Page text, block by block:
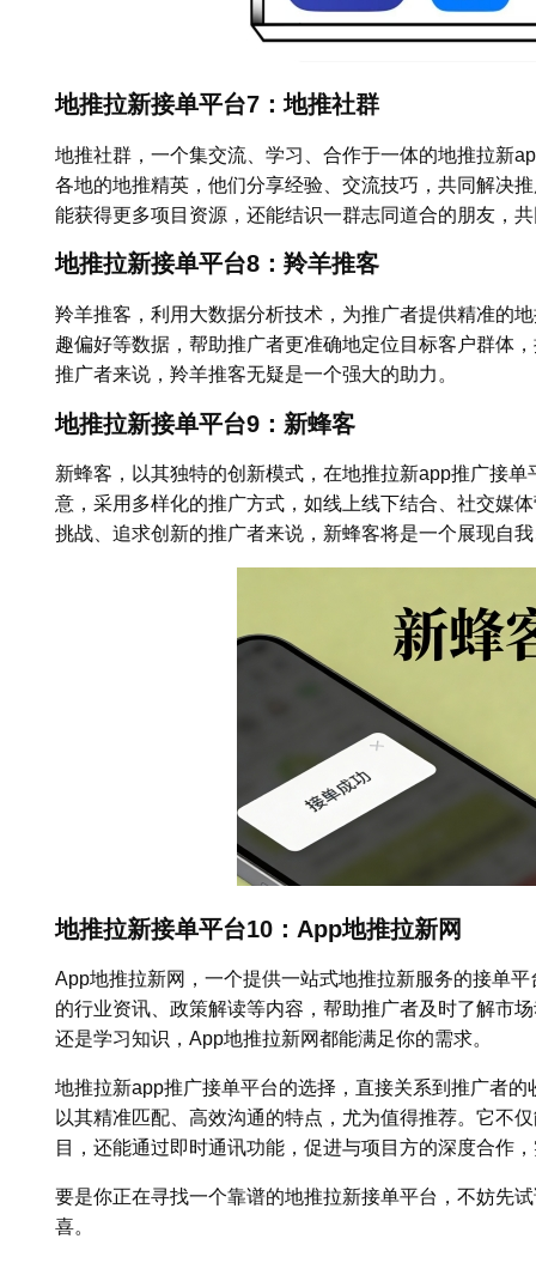
地推拉新接单平台7：地推社群
地推社群，一个集交流、学习、合作于一体的地推拉新
各地的地推精英，他们分享经验、交流技巧，共同解决
能获得更多项目资源，还能结识一群志同道合的朋友，
地推拉新接单平台8：羚羊推客
羚羊推客，利用大数据分析技术，为推广者提供精准的
趣偏好等数据，帮助推广者更准确地定位目标客户群体
推广者来说，羚羊推客无疑是一个强大的助力。
地推拉新接单平台9：新蜂客
新蜂客，以其独特的创新模式，在地推拉新app推广接
意，采用多样化的推广方式，如线上线下结合、社交媒
挑战、追求创新的推广者来说，新蜂客将是一个展现自
地推拉新接单平台10：App地推拉新网
App地推拉新网，一个提供一站式地推拉新服务的接单
的行业资讯、政策解读等内容，帮助推广者及时了解市
还是学习知识，App地推拉新网都能满足你的需求。
地推拉新app推广接单平台的选择，直接关系到推广者
以其精准匹配、高效沟通的特点，尤为值得推荐。它不
目，还能通过即时通讯功能，促进与项目方的深度合作
要是你正在寻找一个靠谱的地推拉新接单平台，不妨先
喜。